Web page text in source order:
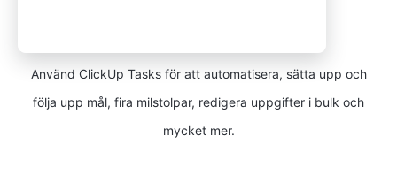
Använd ClickUp Tasks för att automatisera, sätta upp och
följa upp mål, fira milstolpar, redigera uppgifter i bulk och
mycket mer.